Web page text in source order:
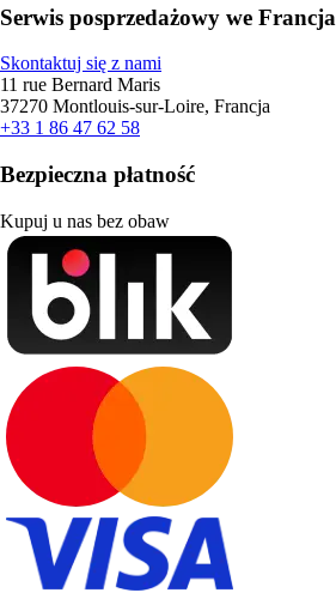
Serwis posprzedażowy we Francja
Skontaktuj się z nami
11 rue Bernard Maris
37270 Montlouis-sur-Loire, Francja
+33 1 86 47 62 58
Bezpieczna płatność
Kupuj u nas bez obaw